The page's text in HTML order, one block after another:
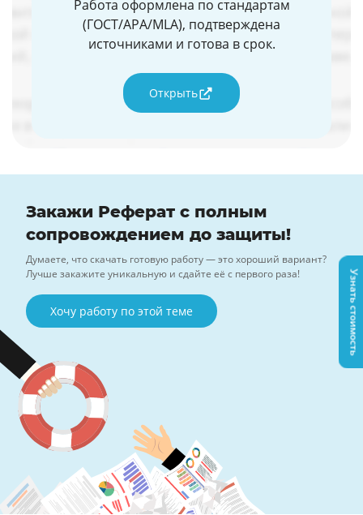
Работа оформлена по стандартам
(ГОСТ/APA/MLA), подтверждена
источниками и готова в срок.
Открыть
Закажи Реферат с полным
сопровождением до защиты!
Думаете, что скачать готовую работу — это хороший вариант?
Лучше закажите уникальную и сдайте её с первого раза!
Хочу работу по этой теме Узнать стоимость